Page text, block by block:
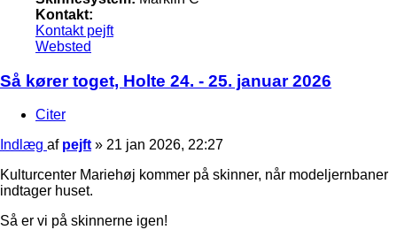
Kontakt:
Kontakt pejft
Websted
Så kører toget, Holte 24. - 25. januar 2026
Citer
Indlæg af pejft » 21 jan 2026, 22:27
Kulturcenter Mariehøj kommer på skinner, når modeljernbaner
indtager huset.
Så er vi på skinnerne igen!